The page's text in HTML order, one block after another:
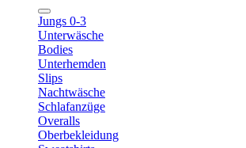
Jungs 0-3
Unterwäsche
Bodies
Unterhemden
Slips
Nachtwäsche
Schlafanzüge
Overalls
Oberbekleidung